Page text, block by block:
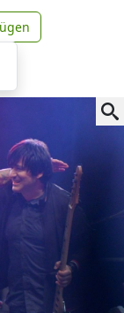
Google
auf Telegram
X